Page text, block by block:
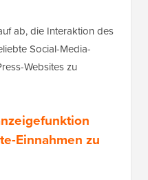
ab, die Interaktion des
Social-Media-
Websites zu
Einnahmen zu